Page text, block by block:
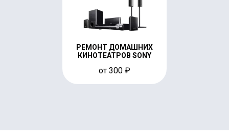
РЕМОНТ ДОМАШНИХ
КИНОТЕАТРОВ SONY
от 300 ₽